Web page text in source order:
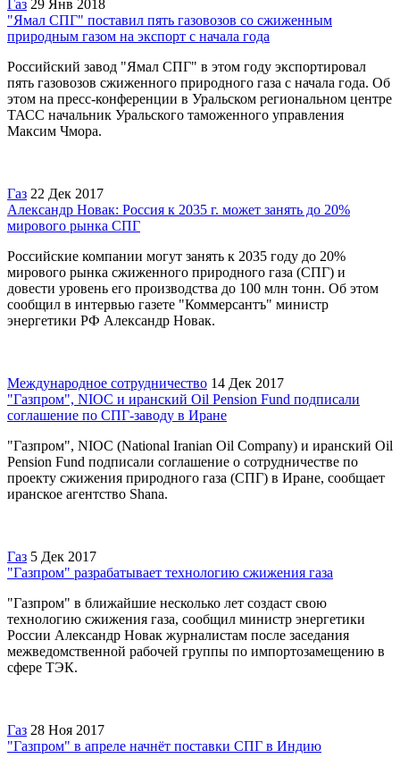
Газ 29 Янв 2018
"Ямал СПГ" поставил пять газовозов со сжиженным
природным газом на экспорт с начала года
Российский завод "Ямал СПГ" в этом году экспортировал
пять газовозов сжиженного природного газа с начала года. Об
этом на пресс-конференции в Уральском региональном центре
ТАСС начальник Уральского таможенного управления
Максим Чмора.
Газ 22 Дек 2017
Александр Новак: Россия к 2035 г. может занять до 20%
мирового рынка СПГ
Российские компании могут занять к 2035 году до 20%
мирового рынка сжиженного природного газа (СПГ) и
довести уровень его производства до 100 млн тонн. Об этом
сообщил в интервью газете "Коммерсантъ" министр
энергетики РФ Александр Новак.
Международное сотрудничество 14 Дек 2017
"Газпром", NIOC и иранский Oil Pension Fund подписали
соглашение по СПГ-заводу в Иране
"Газпром", NIOC (National Iranian Oil Company) и иранский Oil
Pension Fund подписали соглашение о сотрудничестве по
проекту сжижения природного газа (СПГ) в Иране, сообщает
иранское агентство Shana.
Газ 5 Дек 2017
"Газпром" разрабатывает технологию сжижения газа
"Газпром" в ближайшие несколько лет создаст свою
технологию сжижения газа, сообщил министр энергетики
России Александр Новак журналистам после заседания
межведомственной рабочей группы по импортозамещению в
сфере ТЭК.
Газ 28 Ноя 2017
"Газпром" в апреле начнёт поставки СПГ в Индию